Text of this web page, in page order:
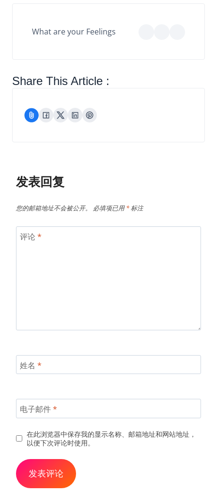
What are your Feelings
Share This Article :
发表回复
您的邮箱地址不会被公开。 必填项已用*标注
评论 *
姓名 *
电子邮件*
在此浏览器中保存我的显示名称、邮箱地址和网站地址，
以便下次评论时使用。